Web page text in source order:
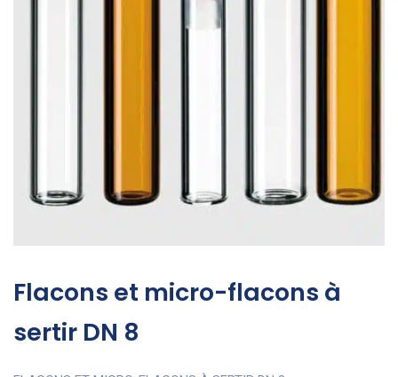
Flacons et micro-flacons à
sertir DN 8